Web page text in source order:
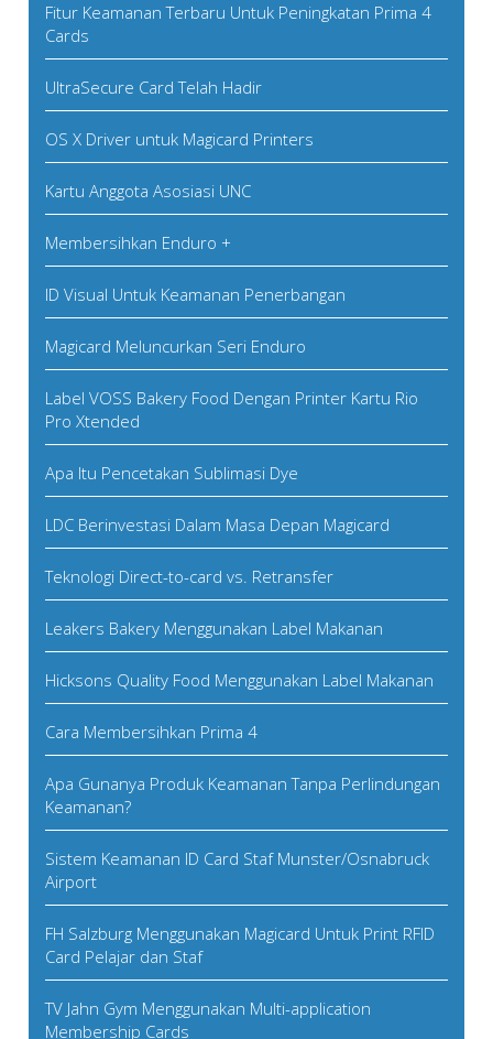
Fitur Keamanan Terbaru Untuk Peningkatan Prima 4
Cards
UltraSecure Card Telah Hadir
OS X Driver untuk Magicard Printers
Kartu Anggota Asosiasi UNC
Membersihkan Enduro +
ID Visual Untuk Keamanan Penerbangan
Magicard Meluncurkan Seri Enduro
Label VOSS Bakery Food Dengan Printer Kartu Rio
Pro Xtended
Apa Itu Pencetakan Sublimasi Dye
LDC Berinvestasi Dalam Masa Depan Magicard
Teknologi Direct-to-card vs. Retransfer
Leakers Bakery Menggunakan Label Makanan
Hicksons Quality Food Menggunakan Label Makanan
Cara Membersihkan Prima 4
Apa Gunanya Produk Keamanan Tanpa Perlindungan
Keamanan?
Sistem Keamanan ID Card Staf Munster/Osnabruck
Airport
FH Salzburg Menggunakan Magicard Untuk Print RFID
Card Pelajar dan Staf
TV Jahn Gym Menggunakan Multi-application
Membership Cards